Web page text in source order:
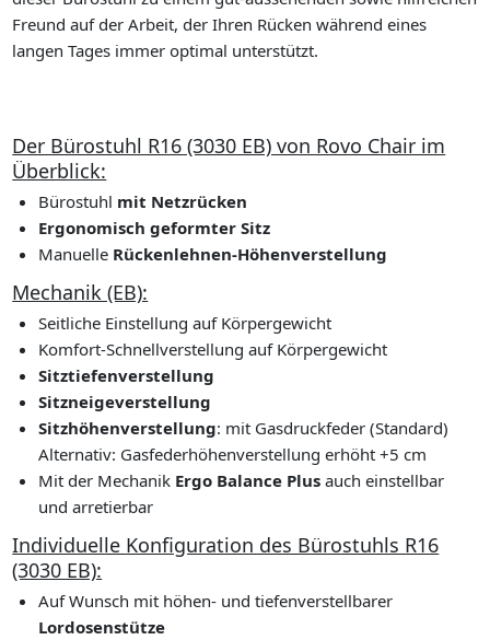
Freund auf der Arbeit, der Ihren Rücken während eines
langen Tages immer optimal unterstützt.
Der Bürostuhl R16 (3030 EB) von Rovo Chair im
Überblick:
Bürostuhl mit Netzrücken
Ergonomisch geformter Sitz
Manuelle Rückenlehnen-Höhenverstellung
Mechanik (EB):
Seitliche Einstellung auf Körpergewicht
Komfort-Schnellverstellung auf Körpergewicht
Sitztiefenverstellung
Sitzneigeverstellung
Sitzhöhenverstellung: mit Gasdruckfeder (Standard)
Alternativ: Gasfederhöhenverstellung erhöht +5 cm
Mit der Mechanik Ergo Balance Plus auch einstellbar
und arretierbar
Individuelle Konfiguration des Bürostuhls R16
(3030 EB):
Auf Wunsch mit höhen- und tiefenverstellbarer
Lordosenstütze